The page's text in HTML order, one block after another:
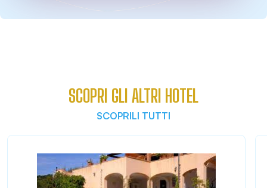
SCOPRI GLI ALTRI HOTEL
SCOPRILI TUTTI